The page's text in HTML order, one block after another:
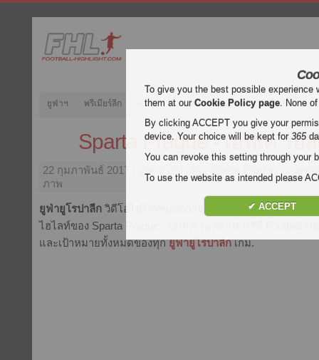
ยูฟ่าฯ พรีเมียร์ลีก ลาลีกา กัลโช่ บุนเดสลีกา ลีกเอิง ยู
Sparta Prague - เอฟเค รอ
22 กุมภาพันธ์ 2017
ภาพ
ยูฟ่ายูโรปาลีก วิดีโอไฮไลท์ของการจับคู่
Sparta Prague - เอ
ไฮไลท์ของ Sparta Prague - เอฟเค รอสตอฟ ฟรีที่ Football
และเป้าหมายทั้งหมดของทุกยูฟ่ายูโรปาลีก เกม.
To give you the best possible
them at ourCookie Policy page. None
By clicking ACCEPT you give your
device. Your choice will be kept for365
You can revoke this setting through your
To use the website as intended please
✔ ACCEPT